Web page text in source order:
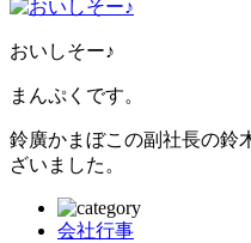
おいしそー♪
まんぷくです。
鈴廣かまぼこの副社長の鈴
ざいました。
会社行事